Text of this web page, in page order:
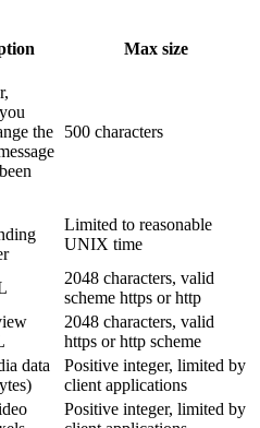
Max size
the
500 characters
Limited to reasonable
UNIX time
2048 characters, valid
scheme https or http
2048 characters, valid
https or http scheme
data
Positive integer, limited by
client applications
Positive integer, limited by